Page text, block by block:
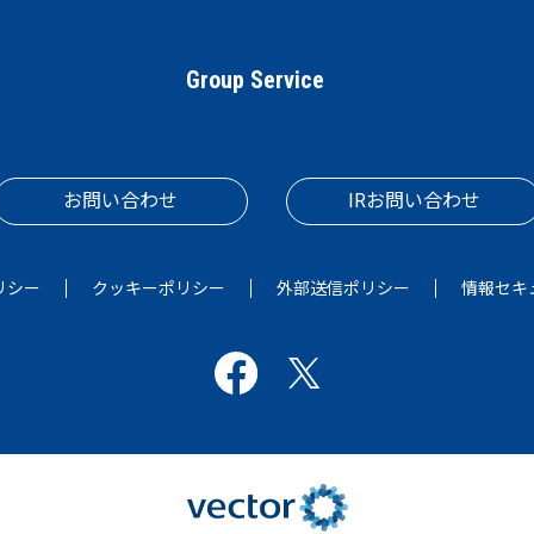
Group Service
お問い合わせ IRお問い合わせ
シー クッキーポリシー 外部送信ポリシー 情報セキ